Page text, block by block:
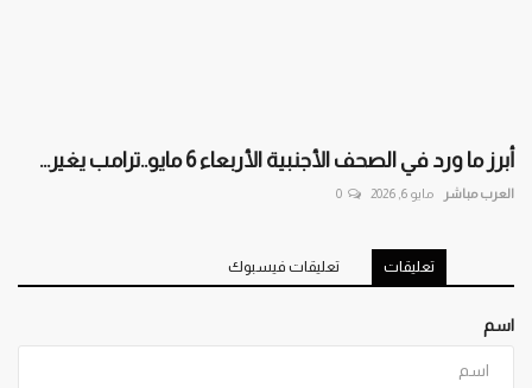
أبرز ما ورد في الصحف الأجنبية الأربعاء 6 مايو..ترامب يغير...
العرب مباشر مايو 6, 2026 0
تعليقات تعليقات فيسبوك
اسم